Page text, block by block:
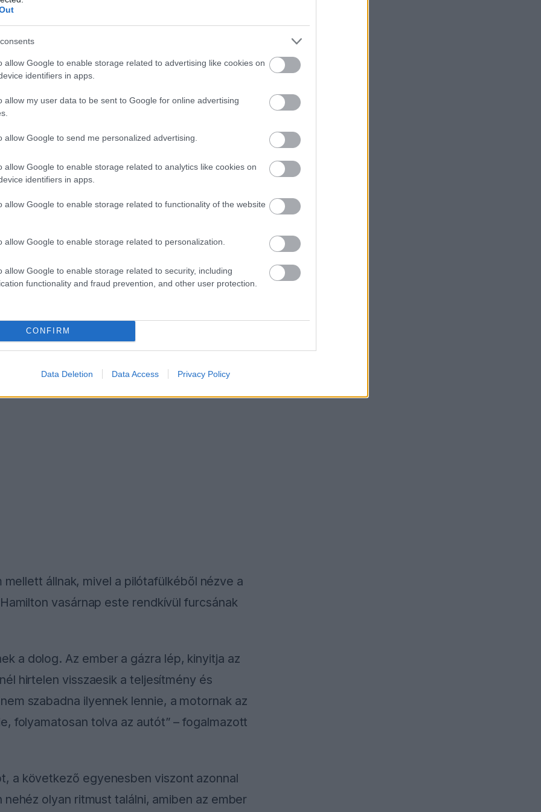
allow Google to enable storage related to advertising like cookies on
identifiers in apps.
allow my user data to be sent to Google for online advertising
allow Google to send me personalized advertising.
allow Google to enable storage related to analytics like cookies on
identifiers in apps.
allow Google to enable storage related to functionality of the website
allow Google to enable storage related to personalization.
allow Google to enable storage related to security, including
functionality and fraud prevention, and other user protection.
CONFIRM
Data Deletion Data Access Privacy Policy
állnak, mivel a pilótafülkéből nézve a
vasárnap este rendkívül furcsának
a dolog. Az ember a gázra lép, kinyitja az
hirtelen visszaesik a teljesítmény és
szabadna ilyennek lennie, a motornak az
folyamatosan tolva az autót” – fogalmazott
a következő egyenesben viszont azonnal
olyan ritmust találni, amiben az ember